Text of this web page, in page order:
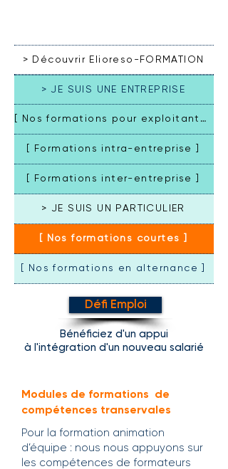
> Découvrir Elioreso-FORMATION
> JE SUIS UNE ENTREPRISE
[ Nos formations pour exploitants ]
[ Formations intra-entreprise ]
[ Formations inter-entreprise ]
> JE SUIS UN PARTICULIER
[ Nos formations courtes ]
[ Nos formations en alternance ]
Défi Emploi
Bénéficiez d'un appui
à l'intégration d'un nouveau salarié
Modules de formations de
compétences transervales
Pour la formation animation
d’équipe : nous nous appuyons sur
les compétences de formateurs